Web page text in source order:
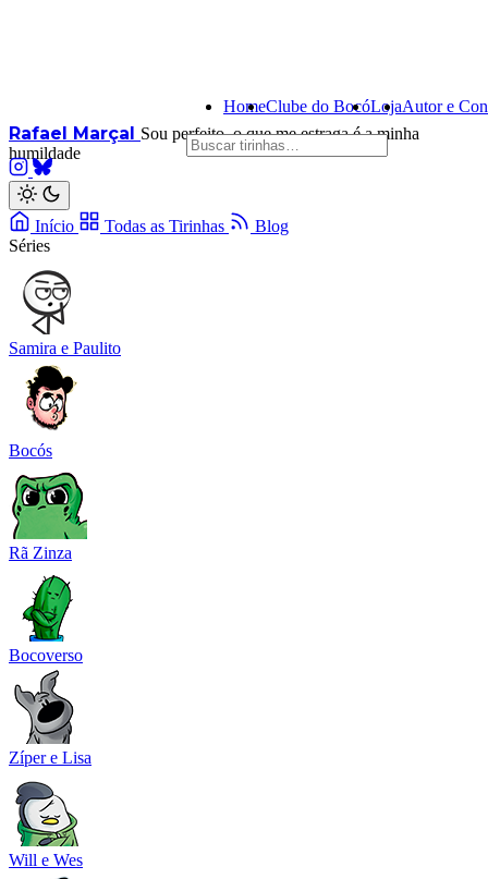
Rafael Marçal Sou perfeito, o que me estraga é a minha
humildade
HomeClube do BocóLojaAutor e
Início Todas as Tirinhas
Blog
Séries
Samira e Paulito
Bocós
Rã Zinza
Bocoverso
Zíper e Lisa
Will e Wes